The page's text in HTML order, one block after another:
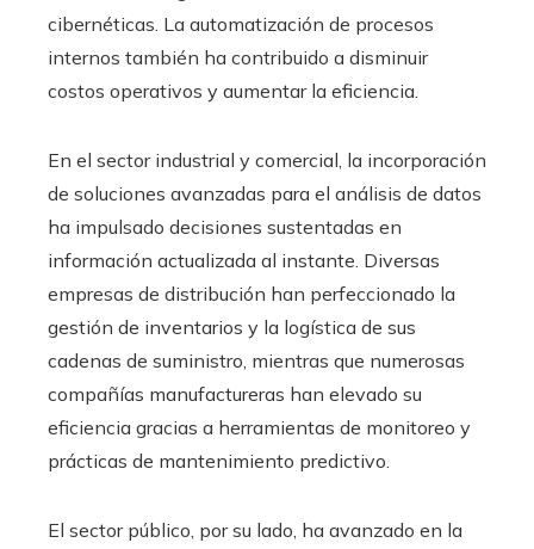
cibernéticas. La automatización de procesos
internos también ha contribuido a disminuir
costos operativos y aumentar la eficiencia.
En el sector industrial y comercial, la incorporación
de soluciones avanzadas para el análisis de datos
ha impulsado decisiones sustentadas en
información actualizada al instante. Diversas
empresas de distribución han perfeccionado la
gestión de inventarios y la logística de sus
cadenas de suministro, mientras que numerosas
compañías manufactureras han elevado su
eficiencia gracias a herramientas de monitoreo y
prácticas de mantenimiento predictivo.
El sector público, por su lado, ha avanzado en la